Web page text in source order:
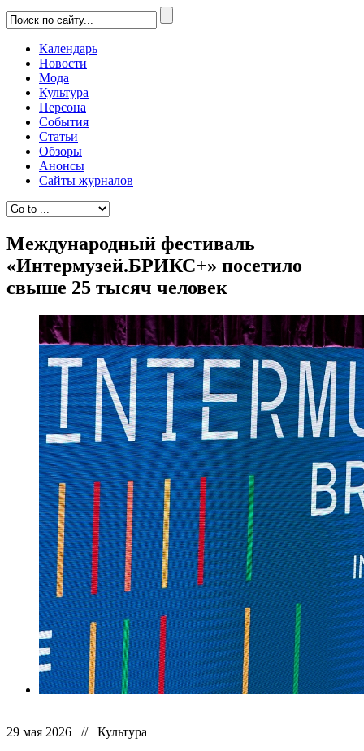
Календарь
Новости
Мода
Культура
Персона
События
Статьи
Обзоры
Анонсы
Сайты журналов
Международный фестиваль
«Интермузей.БРИКС+» посетило
свыше 25 тысяч человек
29 мая 2026 // Культура